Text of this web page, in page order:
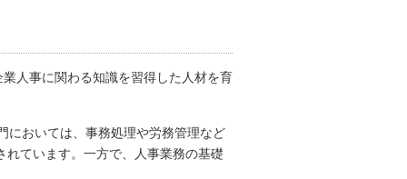
人事に関わる知識を習得した人材を育
においては、事務処理や労務管理など
れています。一方で、人事業務の基礎